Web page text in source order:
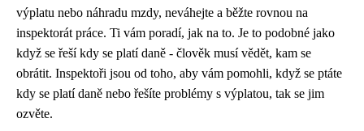
výplatu nebo náhradu mzdy, neváhejte a běžte rovnou na
inspektorát práce. Ti vám poradí, jak na to. Je to podobné jako
když se řeší kdy se platí daně - člověk musí vědět, kam se
obrátit. Inspektoři jsou od toho, aby vám pomohli, když se ptáte
kdy se platí daně nebo řešíte problémy s výplatou, tak se jim
ozvěte.